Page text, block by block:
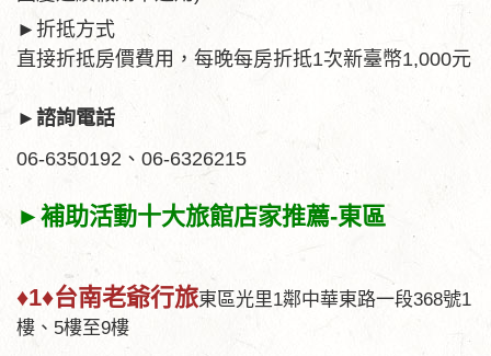
►折抵方式
直接折抵房價費用，每晚每房折抵1次新臺幣1,000元
► 諮詢電話
06-6350192、06-6326215
►補助活動十大旅館店家推薦-東區
♦1♦台南老爺行旅東區光里1鄰中華東路一段368號1
樓、5樓至9樓